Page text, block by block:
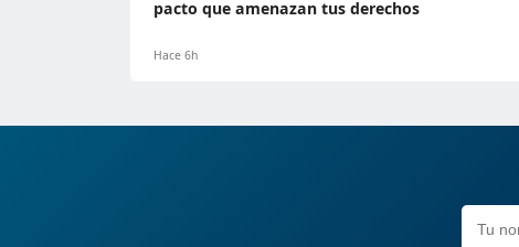
pacto que amenazan tus derechos
Hace 6h